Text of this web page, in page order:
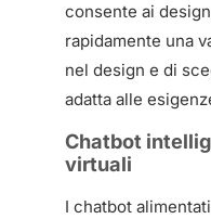
consente ai
rapidamente una
nel design e di
adatta alle
Chatbot
virtuali
I chatbot